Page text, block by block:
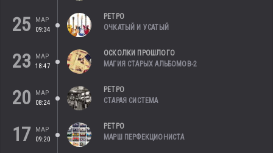
25
МАР
09:34
РЕТРО
ОЧКАТЫЙ И УСАТЫЙ
23
МАР
18:47
ОСКОЛКИ ПРОШЛОГО
МАГИЯ СТАРЫХ АЛЬБОМОВ-2
20
МАР
08:24
РЕТРО
СТАРАЯ СИСТЕМА
17
МАР
09:20
РЕТРО
МАРШ ПЕРФЕКЦИОНИСТА